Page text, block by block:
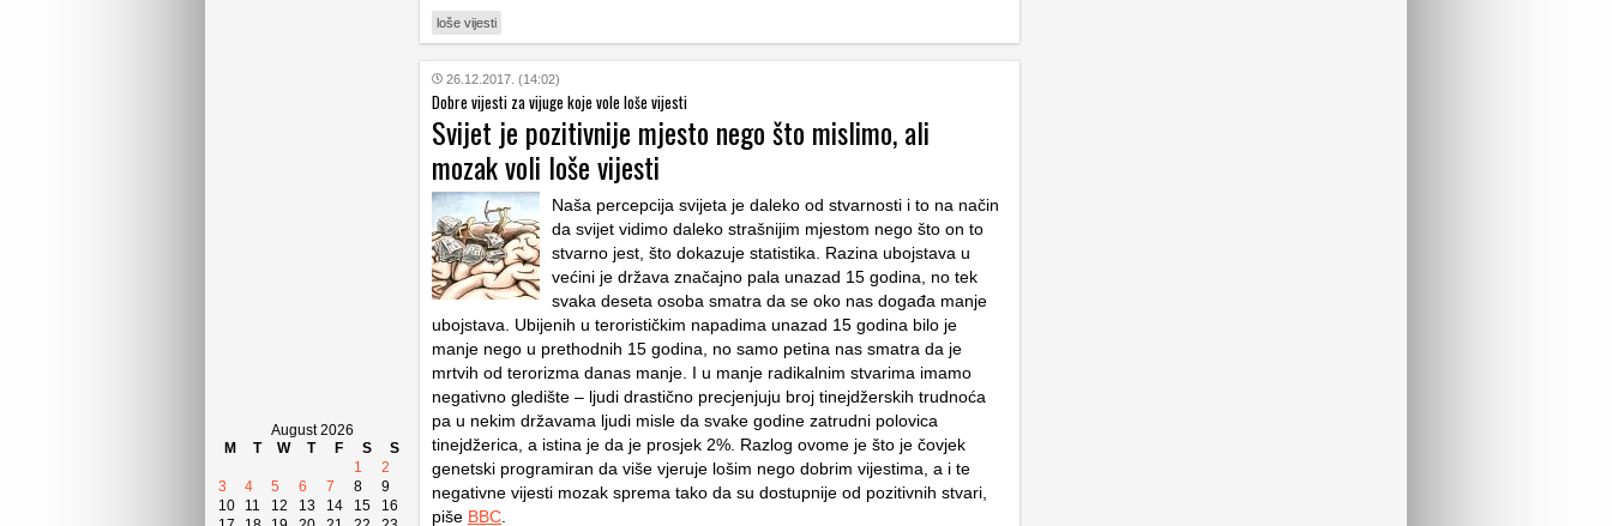
August 2026
M
T W T F S
S
1
2
3
4 5 6 7 8
9
10
11 12 13 14 15
16
loše vijesti
26.12.2017. (14:02)
Dobre vijesti za vijuge koje vole loše vijesti
Svijet je pozitivnije mjesto nego što mislimo, ali
mozak voli loše vijesti
Naša percepcija svijeta je daleko od stvarnosti i to na način
da svijet vidimo daleko strašnijim mjestom nego što on to
stvarno jest, što dokazuje statistika. Razina ubojstava u
većini je država značajno pala unazad 15 godina, no tek
svaka deseta osoba smatra da se oko nas događa manje
ubojstava. Ubijenih u terorističkim napadima unazad 15 godina bilo je
manje nego u prethodnih 15 godina, no samo petina nas smatra da je
mrtvih od terorizma danas manje. I u manje radikalnim stvarima imamo
negativno gledište – ljudi drastično precjenjuju broj tinejdžerskih trudnoća
pa u nekim državama ljudi misle da svake godine zatrudni polovica
tinejdžerica, a istina je da je prosjek 2%. Razlog ovome je što je čovjek
genetski programiran da više vjeruje lošim nego dobrim vijestima, a i te
negativne vijesti mozak sprema tako da su dostupnije od pozitivnih stvari,
piše BBC